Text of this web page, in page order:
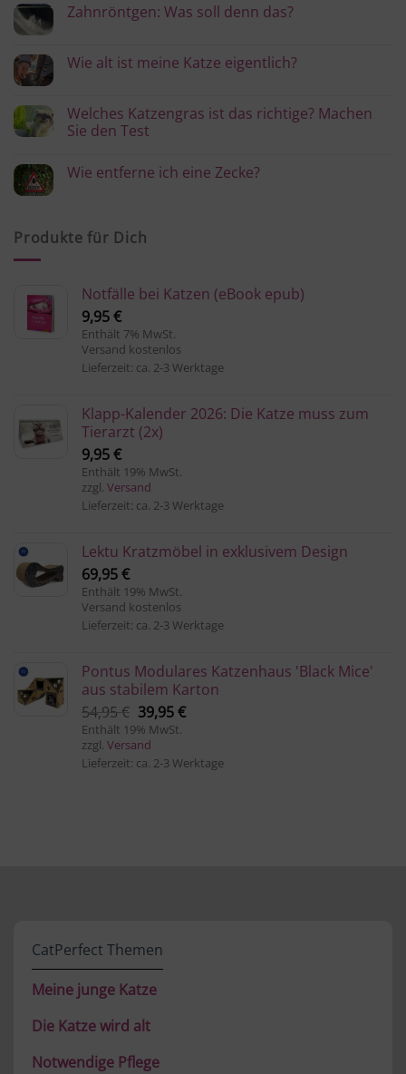
brauche
zu
Wie
hält
und
bleibt
gesund?
Zahnröntgen: Was soll denn das?
Zahnröntgen:
das?
Wie alt ist meine Katze eigentlich?
Wie
alt
ist
eigentlich?
Welches Katzengras ist das richtige? Machen
Sie den Test
zu
richtige?
Machen
Wie entferne ich eine Zecke?
entferne
Produkte für Dich
Notfälle bei Katzen (eBook epub)
9,95€
Enthält 7% MwSt.
Versand kostenlos
Lieferzeit: ca. 2-3 Werktage
Klapp-Kalender 2026: Die Katze muss zum
Tierarzt (2x)
9,95€
Enthält 19% MwSt.
zzgl. Versand
Lieferzeit: ca. 2-3 Werktage
Lektu Kratzmöbel in exklusivem Design
69,95€
Enthält 19% MwSt.
Versand kostenlos
Lieferzeit: ca. 2-3 Werktage
Pontus Modulares Katzenhaus 'Black Mice'
aus stabilem Karton
54,95€ Ursprünglicher
Preis
war:
54,95 €
39,95€Aktueller
39,95 €.
Enthält 19% MwSt.
zzgl. Versand
Lieferzeit: ca. 2-3 Werktage
CatPerfect Themen
Meine junge Katze
Die Katze wird alt
Notwendige Pflege